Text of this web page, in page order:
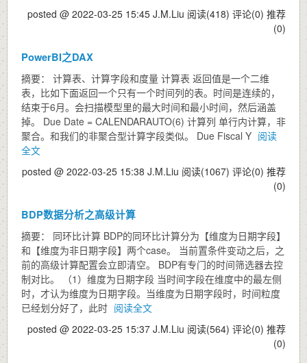
posted @ 2022-03-25 15:45 J.M.Liu 阅读(418) 评论(0) 推荐
(0)
PowerBI之DAX
摘要： 计算表、计算字段和度量 计算表 返回值是一个二维
表，比如下面返回一个只有一个时间列的表。时间是连续的，
结束于6月。会扫描模型里的最大时间和最小时间，然后涵盖
掉。 Due Date = CALENDARAUTO(6) 计算列 单行内计算，非
聚合。和我们的非聚合型计算字段类似。 Due Fiscal Y 阅读
全文
posted @ 2022-03-25 15:38 J.M.Liu 阅读(1067) 评论(0) 推荐
(0)
BDP数据分析之高级计算
摘要： 同环比计算 BDP的同环比计算分为【维度为日期字段】
和【维度为非日期字段】两个case。 当前置条件变动之后，之
前的高级计算配置会立即清空。 BDP有专门的时间筛选器去控
制对比。 （1）维度为日期字段 当时间字段在维度中的最左侧
时，才认为维度为日期字段。当维度为日期字段时，时间粒度
已经划分好了，此时 阅读全文
posted @ 2022-03-25 15:37 J.M.Liu 阅读(564) 评论(0) 推荐
(0)